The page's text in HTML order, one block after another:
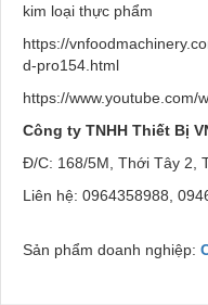
kim loại thực phẩm
https://
d-pro154.html
https://www.youtube.com/
Công ty TNHH Thiết Bị
Đ/C: 168/5M, Thới Tây 2,
Liên hệ: 0964358988,
Sản phẩm doanh nghiệp: